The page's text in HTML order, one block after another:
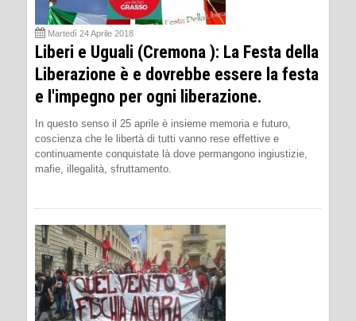
Martedì 24 Aprile 2018
Liberi e Uguali (Cremona ): La Festa della
Liberazione è e dovrebbe essere la festa
e l'impegno per ogni liberazione.
In questo senso il 25 aprile è insieme memoria e futuro,
coscienza che le libertà di tutti vanno rese effettive e
continuamente conquistate là dove permangono ingiustizie,
mafie, illegalità, sfruttamento.